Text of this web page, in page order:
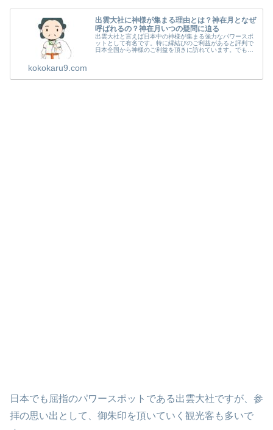
出雲大社に神様が集まる理由とは？神在月となぜ
呼ばれるの？神在月いつの疑問に迫る
出雲大社と言えば日本中の神様が集まる強力なパワースポ
ットとして有名です。特に縁結びのご利益があると評判で
日本全国から神様のご利益を頂きに訪れています。でも日
kokokaru9.com
日本でも屈指のパワースポットである出雲大社ですが、参
拝の思い出として、御朱印を頂いていく観光客も多いで